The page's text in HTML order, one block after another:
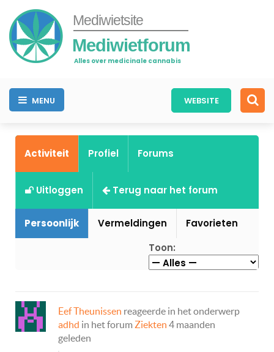
Mediwietsite
Mediwietforum
Alles over medicinale cannabis
MENU WEBSITE
Activiteit Profiel Forums
Uitloggen Terug naar het forum
Persoonlijk Vermeldingen
Favorieten
Toon:
Eef Theunissen reageerde in het onderwerp
adhd in het forum Ziekten 4 maanden
geleden